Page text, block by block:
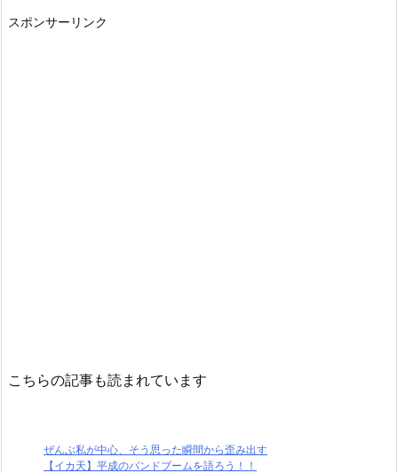
スポンサーリンク
こちらの記事も読まれています
ぜんぶ私が中心、そう思った瞬間から歪み出す
【イカ天】平成のバンドブームを語ろう！！